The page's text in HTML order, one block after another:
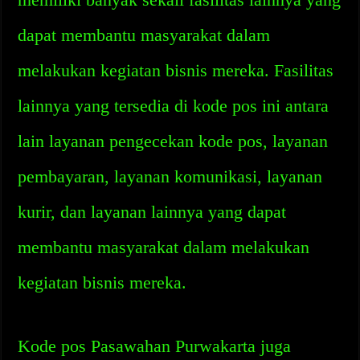
dapat membantu masyarakat dalam
melakukan kegiatan bisnis mereka. Fasilitas
lainnya yang tersedia di kode pos ini antara
lain layanan pengecekan kode pos, layanan
pembayaran, layanan komunikasi, layanan
kurir, dan layanan lainnya yang dapat
membantu masyarakat dalam melakukan
kegiatan bisnis mereka.
Kode pos Pasawahan Purwakarta juga